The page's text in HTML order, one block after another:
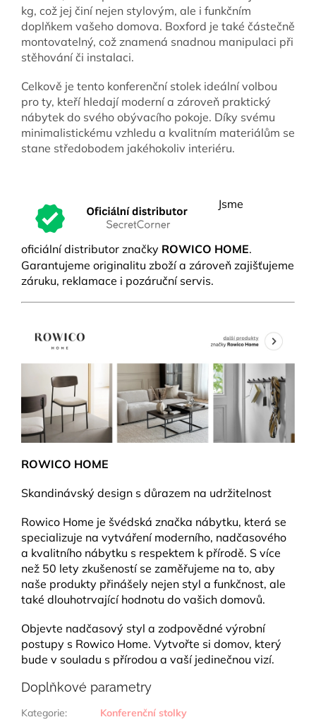
kg, což jej činí nejen stylovým, ale i funkčním
doplňkem vašeho domova. Boxford je také částečně
montovatelný, což znamená snadnou manipulaci při
stěhování či instalaci.
Celkově je tento konferenční stolek ideální volbou
pro ty, kteří hledají moderní a zároveň praktický
nábytek do svého obývacího pokoje. Díky svému
minimalistickému vzhledu a kvalitním materiálům se
stane středobodem jakéhokoliv interiéru.
Jsme
oficiální distributor značky ROWICO HOME.
Garantujeme originalitu zboží a zároveň zajišťujeme
záruku, reklamace i pozáruční servis.
ROWICO HOME
Skandinávský design s důrazem na udržitelnost
Rowico Home je švédská značka nábytku, která se
specializuje na vytváření moderního, nadčasového
a kvalitního nábytku s respektem k přírodě. S více
než 50 lety zkušeností se zaměřujeme na to, aby
naše produkty přinášely nejen styl a funkčnost, ale
také dlouhotrvající hodnotu do vašich domovů.
Objevte nadčasový styl a zodpovědné výrobní
postupy s Rowico Home. Vytvořte si domov, který
bude v souladu s přírodou a vaší jedinečnou vizí.
Doplňkové parametry
Kategorie:
Konferenční stolky